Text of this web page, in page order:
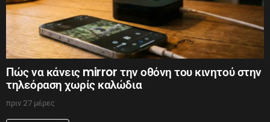
Πώς να κάνεις mirror την οθόνη του κινητού στην
τηλεόραση χωρίς καλώδια
πριν 27 μέρες